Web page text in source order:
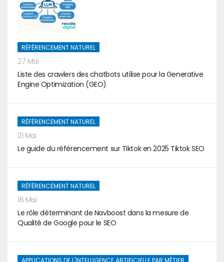
RÉFÉRENCEMENT NATUREL
27 Mai
Liste des crawlers des chatbots utilise pour la Generative
Engine Optimization (GEO)
RÉFÉRENCEMENT NATUREL
21 Mai
Le guide du référencement sur Tiktok en 2025 Tiktok SEO
RÉFÉRENCEMENT NATUREL
16 Mai
Le rôle déterminant de Navboost dans la mesure de
Qualité de Google pour le SEO
APPLICATIONS DE L'INTELLIGENCE ARTIFICIELLE PAR MÉTIER